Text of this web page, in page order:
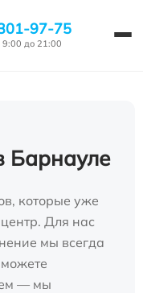
97-75
9:00 до 21:00
Барнауле
которые уже
Для нас
мы всегда
— мы